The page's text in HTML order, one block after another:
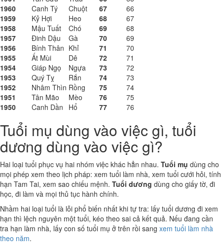
1960
Canh Tý Chuột 67
66
1959
Kỷ Hợi Heo 68
67
1958
Mậu Tuất Chó 69
68
1957
Đinh Dậu Gà 70
69
1956
Bính Thân Khỉ 71
70
1955
Ất Mùi Dê 72
71
1954
Giáp Ngọ Ngựa 73
72
1953
Quý Tỵ Rắn 74
73
1952
Nhâm Thìn Rồng 75
74
1951
Tân Mão Mèo 76
75
1950
Canh Dần Hổ 77 76
Tuổi mụ dùng vào việc gì, tuổi
dương dùng vào việc gì?
Hai loại tuổi phục vụ hai nhóm việc khác hẳn nhau. Tuổi mụ dùng cho
mọi phép xem theo lịch pháp: xem tuổi làm nhà, xem tuổi cưới hỏi, tính
hạn Tam Tai, xem sao chiếu mệnh. Tuổi dương dùng cho giấy tờ, đi
học, đi làm và mọi thủ tục hành chính.
Nhầm hai loại tuổi là lỗi phổ biến nhất khi tự tra: lấy tuổi dương đi xem
hạn thì lệch nguyên một tuổi, kéo theo sai cả kết quả. Nếu đang cần
tra hạn làm nhà, lấy con số tuổi mụ ở trên rồi sang xem tuổi làm nhà
theo năm.